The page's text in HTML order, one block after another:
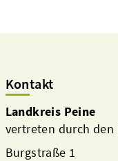
Kontakt
Landkreis Peine
vertreten durch
Burgstraße 1